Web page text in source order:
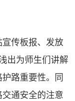
传板报、发放
出为师生们讲解
路重要性。同
通安全的注意